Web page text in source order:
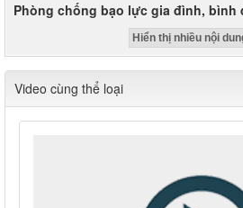
Phòng chống bạo lực gia đình, bình
Hiển thị nhiều nội
Video cùng thể loại